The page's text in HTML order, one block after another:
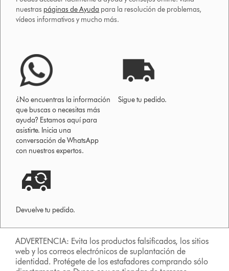
nuestras páginas de Ayuda para la resolución de problemas,
vídeos informativos y mucho más.
¿No encuentras la información
que buscas o necesitas más
ayuda? Estamos aquí para
asistirte. Inicia una
conversación de WhatsApp
con nuestros expertos.
Sigue tu pedido.
Devuelve tu pedido.
ADVERTENCIA: Evita los productos falsificados, los sitios
web y los correos electrónicos de suplantación de
identidad. Protégete de los estafadores comprando sólo